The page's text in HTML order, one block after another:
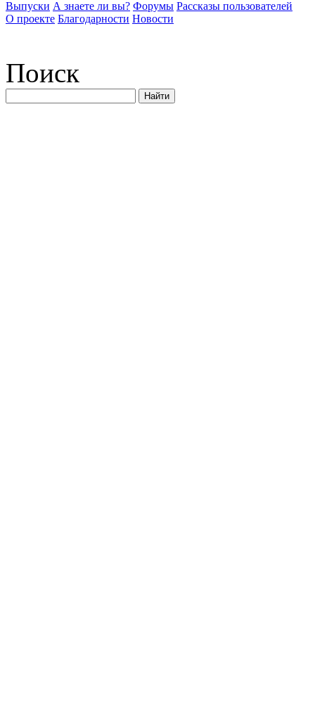
Выпуски А знаете ли вы? Форумы Рассказы пользователей
О проекте Благодарности Новости
Поиск
Найти